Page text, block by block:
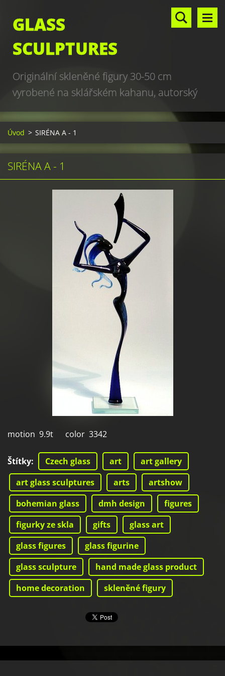
GLASS
SCULPTURES
Originální skleněné figury 30-50 cm
vyrobené na sklářském kahanu, autorský
design, hand made, art glass sculptures,
world unique production
Úvod > SIRÉNA A - 1
SIRÉNA A - 1
motion 9.9t color 3342
Štítky: Czech glass art
art gallery
art glass sculptures
arts
artshow
bohemian glass
dmh design
figures
figurky ze skla
gifts
glass art
glass figures
glass figurine
glass sculpture
hand made glass product
home decoration
skleněné figury